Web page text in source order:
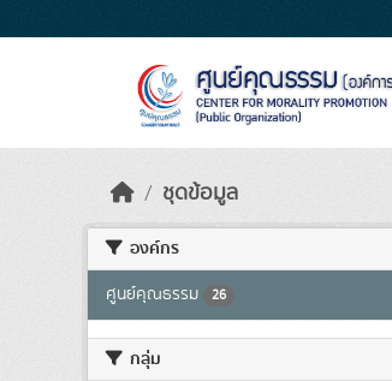
ชุดข้อมูล
องค์กร
ศูนย์คุณธรรม 26
กลุ่ม